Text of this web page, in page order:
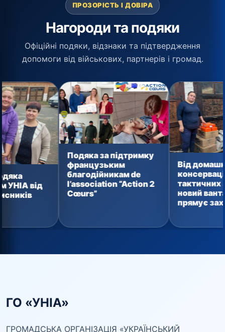
ПРОЗОРІСТЬ І ДОВІРА
Нагороди та подяки
Офіційні подяки, відзнаки та підтвердження
допомоги від військових, партнерів і громад.
Подяка за підтримку
французьким
благодійникам de
l’association “Action 2
Cœurs”
Від домашньої
консервації до
тактичних аптечок:
новий вантаж уже
прямує захисникам
ГО «УНІА»
ГРОМАДСЬКА ОРГАНІЗАЦІЯ «УКРАЇНСЬКИЙ